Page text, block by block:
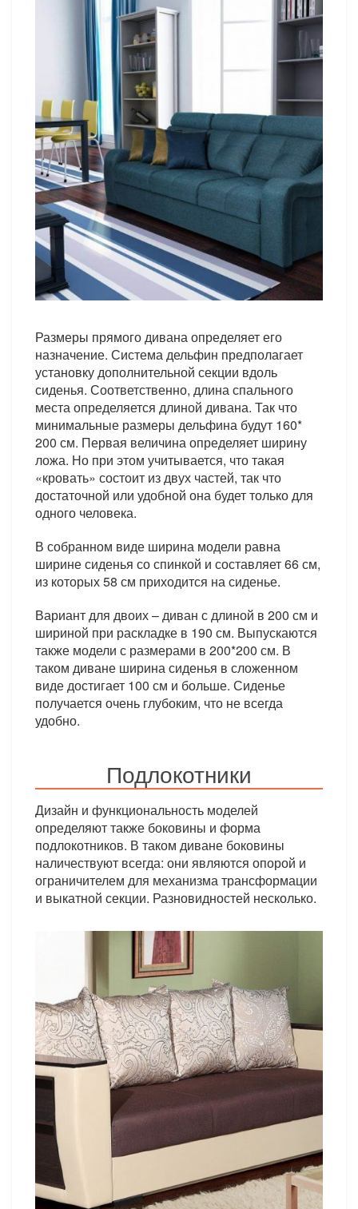
Размеры прямого дивана определяет его
назначение. Система дельфин предполагает
установку дополнительной секции вдоль
сиденья. Соответственно, длина спального
места определяется длиной дивана. Так что
минимальные размеры дельфина будут 160*
200 см. Первая величина определяет ширину
ложа. Но при этом учитывается, что такая
«кровать» состоит из двух частей, так что
достаточной или удобной она будет только для
одного человека.
В собранном виде ширина модели равна
ширине сиденья со спинкой и составляет 66 см,
из которых 58 см приходится на сиденье.
Вариант для двоих – диван с длиной в 200 см и
шириной при раскладке в 190 см. Выпускаются
также модели с размерами в 200*200 см. В
таком диване ширина сиденья в сложенном
виде достигает 100 см и больше. Сиденье
получается очень глубоким, что не всегда
удобно.
Подлокотники
Дизайн и функциональность моделей
определяют также боковины и форма
подлокотников. В таком диване боковины
наличествуют всегда: они являются опорой и
ограничителем для механизма трансформации
и выкатной секции. Разновидностей несколько.